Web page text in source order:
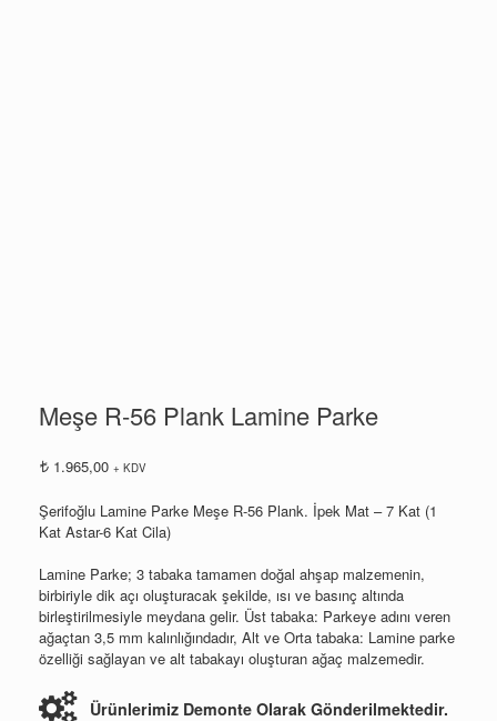
Meşe R-56 Plank Lamine Parke
1.965,00 + KDV
Şerifoğlu Lamine Parke Meşe R-56 Plank. İpek Mat – 7 Kat (1
Kat Astar-6 Kat Cila)
Lamine Parke; 3 tabaka tamamen doğal ahşap malzemenin,
birbiriyle dik açı oluşturacak şekilde, ısı ve basınç altında
birleştirilmesiyle meydana gelir. Üst tabaka: Parkeye adını veren
ağaçtan 3,5 mm kalınlığındadır, Alt ve Orta tabaka: Lamine parke
özelliği sağlayan ve alt tabakayı oluşturan ağaç malzemedir.
Ürünlerimiz Demonte Olarak Gönderilmektedir.